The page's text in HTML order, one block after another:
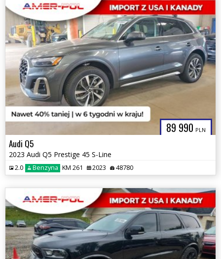
89 990 PLN
Audi Q5
2023 Audi Q5 Prestige 45 S-Line
2.0 Benzyna KM 261 2023 48780